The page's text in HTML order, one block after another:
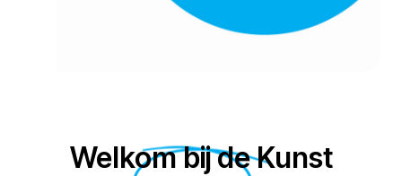
Welkom bij de Kunst